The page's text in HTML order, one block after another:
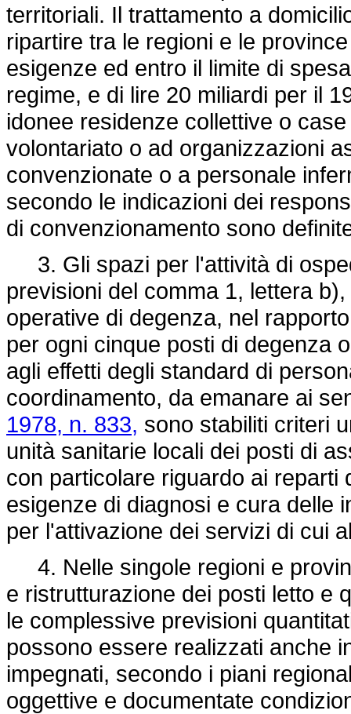
territoriali. Il trattamento a
ripartire tra le regioni e le
esigenze ed entro il limite di
regime, e di lire 20 miliardi per il
idonee residenze collettive o
volontariato o ad organizzazioni
convenzionate o a personale
secondo le indicazioni dei
di convenzionamento sono
3. Gli spazi per l'attività di
previsioni del comma 1, lettera
operative di degenza, nel
per ogni cinque posti di degenza
agli effetti degli standard di
coordinamento, da emanare ai
1978, n. 833, sono stabiliti criteri
unità sanitarie locali dei posti di
con particolare riguardo ai reparti
esigenze di diagnosi e cura delle
per l'attivazione dei servizi di cui
4. Nelle singole regioni e
e ristrutturazione dei posti letto e
le complessive previsioni
possono essere realizzati anche
impegnati, secondo i piani
oggettive e documentate